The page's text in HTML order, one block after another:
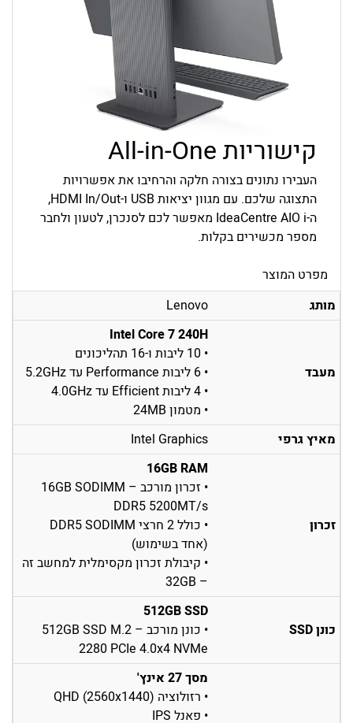
קישוריות All-in-One
העבירו נתונים בצורה חלקה והרחיבו את אפשרויות
התצוגה שלכם. עם מגוון יציאות USB ו-HDMI In/Out,
ה-IdeaCentre AIO i מאפשר לכם לסנכרן, לטעון ולחבר
מספר מכשירים בקלות.
מפרט המוצר
מותג
Lenovo
מעבד
Intel Core 7 240H
• 10 ליבות ו-16 תהליכונים
• 6 ליבות Performance עד 5.2GHz
• 4 ליבות Efficient עד 4.0GHz
• מטמון 24MB
מאיץ גרפי
Intel Graphics
זכרון
16GB RAM
• זכרון מורכב – 16GB SODIMM
DDR5 5200MT/s
• כולל 2 חרצי DDR5 SODIMM
(אחד בשימוש)
• קיבולת זכרון מקסימלית למחשב זה
– 32GB
כונן SSD
512GB SSD
• כונן מורכב – 512GB SSD M.2
2280 PCIe 4.0x4 NVMe
מסך 27 אינץ'
• רזולוציה QHD (2560x1440)
• פאנל IPS